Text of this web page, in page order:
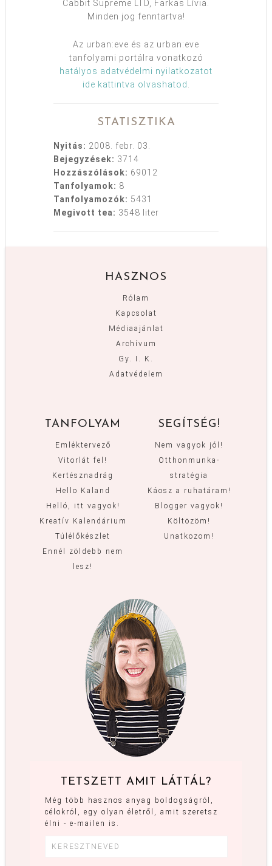
Cabbit Supreme LTD, Farkas Lívia.
Minden jog fenntartva!
Az urban:eve és az urban:eve
tanfolyami portálra vonatkozó
hatályos adatvédelmi nyilatkozatot
ide kattintva olvashatod
STATISZTIKA
Nyitás: 2008. febr. 03.
Bejegyzések: 3714
Hozzászólások: 69012
Tanfolyamok: 8
Tanfolyamozók: 5431
Megivott tea: 3548 liter
HASZNOS
Rólam
Kapcsolat
Médiaajánlat
Archívum
Gy. I. K.
Adatvédelem
TANFOLYAM
Emléktervező
Vitorlát fel!
Kertésznadrág
Hello Kaland
Helló, itt vagyok!
Kreatív Kalendárium
Túlélőkészlet
Ennél zöldebb nem
lesz!
SEGÍTSÉG!
Nem vagyok jól!
Otthonmunka-
stratégia
Káosz a ruhatáram!
Blogger vagyok!
Költözöm!
Unatkozom!
TETSZETT AMIT LÁTTÁL?
Még több hasznos anyag boldogságról,
célokról, egy olyan életről, amit szeretsz
élni - e-mailen is.